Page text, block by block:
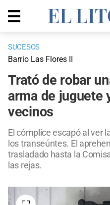
SUCESOS
Barrio Las Flores II
Trató de robar
arma de juguete
vecinos
El cómplice escapó al ver
los transeúntes. El
trasladado hasta la
las rejas.